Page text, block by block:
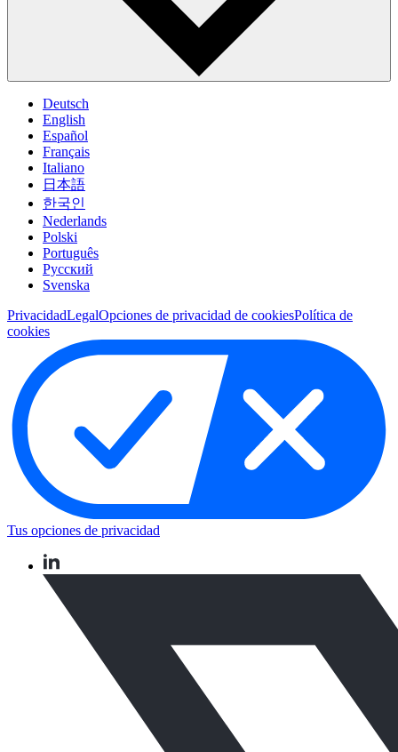
Deutsch
English
Español
Français
Italiano
日本語
한국인
Nederlands
Polski
Português
Pусский
Svenska
PrivacidadLegalOpciones de privacidad de cookiesPolítica de
cookies
Tus opciones de privacidad